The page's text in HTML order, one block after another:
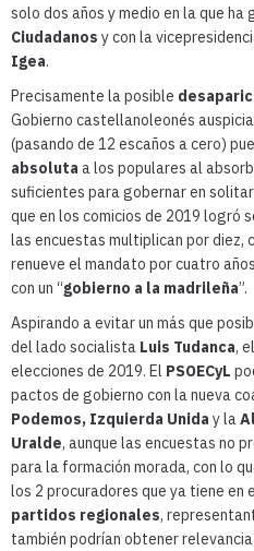
solo dos años y medio en la que ha
Ciudadanos y con la
Igea.
Precisamente la posible
Gobierno castellanoleonés
(pasando de 12 escaños a cero)
absoluta a los populares al
suficientes para gobernar en
que en los comicios de 2019 logró
las encuestas multiplican por diez,
renueve el mandato por cuatro
con un “gobierno a la madrileña”.
Aspirando a evitar un más que
del lado socialista Luis Tudanca,
elecciones de 2019. El PSOECyL
pactos de gobierno con la nueva
Podemos, Izquierda Unida y la
Uralde, aunque las encuestas no
para la formación morada, con lo
los 2 procuradores que ya tiene en
partidos regionales,
también podrían obtener